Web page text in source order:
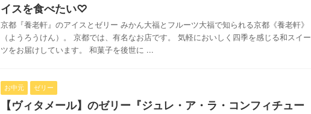
イスを食べたい♡
京都『養老軒』のアイスとゼリー みかん大福とフルーツ大福で知られる京都《養老軒》
（ようろうけん）。 京都では、有名なお店です。 気軽においしく四季を感じる和スイー
ツをお届けしています。 和菓子を後世に ...
お中元 ゼリー
【ヴィタメール】のゼリー『ジュレ・ア・ラ・コンフィチュー